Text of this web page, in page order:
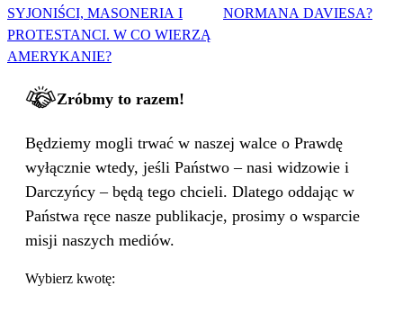
SYJONIŚCI, MASONERIA I
PROTESTANCI. W CO WIERZĄ
AMERYKANIE?
NORMANA DAVIESA?
Zróbmy to razem!
Będziemy mogli trwać w naszej walce o Prawdę
wyłącznie wtedy, jeśli Państwo – nasi widzowie i
Darczyńcy – będą tego chcieli. Dlatego oddając w
Państwa ręce nasze publikacje, prosimy o wsparcie
misji naszych mediów.
Wybierz kwotę: